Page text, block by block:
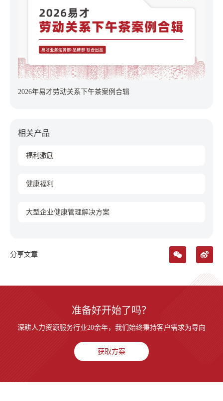
2026年易才劳动关系下午茶案例合辑
相关产品
福利激励
健康福利
大型企业健康管理解决方案
分享文章
准备好开始了吗？
深耕人力资源服务行业20余年，我们始终秉持客户需求为导向
获取方案